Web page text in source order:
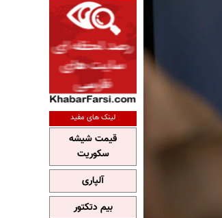
لینک های مفید
قیمت شیشه
سکوریت
آلپاری
بیم دتکتور